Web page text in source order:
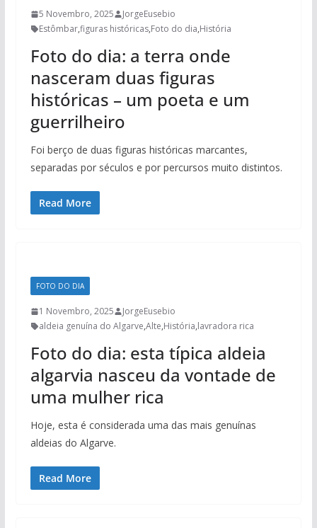
5 Novembro, 2025
JorgeEusebio
Estômbar,figuras históricas,Foto do dia,História
Foto do dia: a terra onde
nasceram duas figuras
históricas – um poeta e um
guerrilheiro
Foi berço de duas figuras históricas marcantes,
separadas por séculos e por percursos muito distintos.
Read More
FOTO DO DIA
1 Novembro, 2025
JorgeEusebio
aldeia genuína do Algarve,Alte,História,lavradora rica
Foto do dia: esta típica aldeia
algarvia nasceu da vontade de
uma mulher rica
Hoje, esta é considerada uma das mais genuínas
aldeias do Algarve.
Read More